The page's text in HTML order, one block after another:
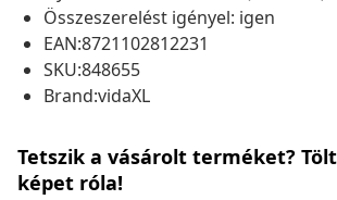
Összeszerelést igényel: igen
EAN:8721102812231
SKU:848655
Brand:vidaXL
Tetszik a vásárolt terméket?
képet róla!